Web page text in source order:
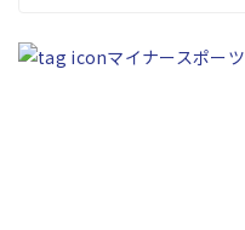
マイナースポーツ